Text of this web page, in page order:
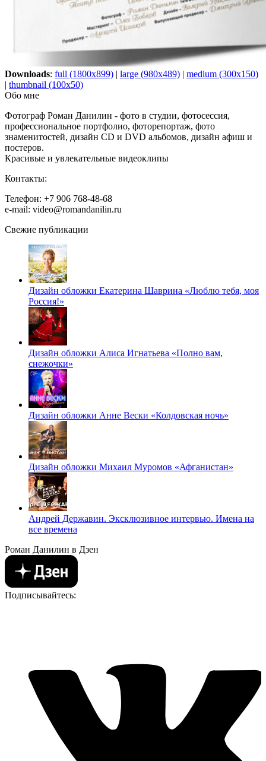
Downloads: full (1800x899) | large (980x489) | medium (300x150)
| thumbnail (100x50)
Обо мне
Фотограф Роман Данилин - фото в студии, фотосессия,
профессиональное портфолио, фоторепортаж, фото
знаменитостей, дизайн CD и DVD альбомов, дизайн афиш и
постеров.
Красивые и увлекательные видеоклипы
Контакты:
Телефон: +7 906 768-48-68
e-mail: video@romandanilin.ru
Свежие публикации
Дизайн обложки Екатерина Шаврина «Люблю тебя, моя
Россия!»
Дизайн обложки Алиса Игнатьева «Полно вам,
снежочки»
Дизайн обложки Анне Вески «Колдовская ночь»
Дизайн обложки Михаил Муромов «Афганистан»
Андрей Державин. Эксклюзивное интервью. Имена на
все времена
Роман Данилин в Дзен
Подписывайтесь: